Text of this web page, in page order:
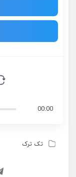
00:00
تک ترک